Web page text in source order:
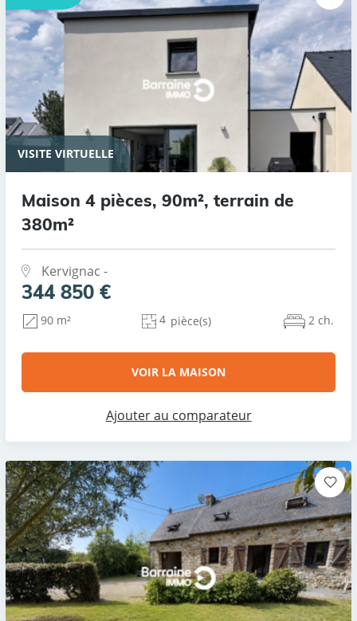
VISITE VIRTUELLE
Maison 4 pièces, 90m², terrain de
380m²
Kervignac -
344 850 €
90 m² 4 pièce(s) 2 ch.
VOIR LA MAISON
Ajouter au comparateur